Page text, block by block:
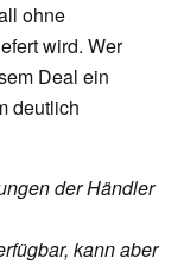
ohne
wird. Wer
Deal ein
deutlich
der Händler
kann aber